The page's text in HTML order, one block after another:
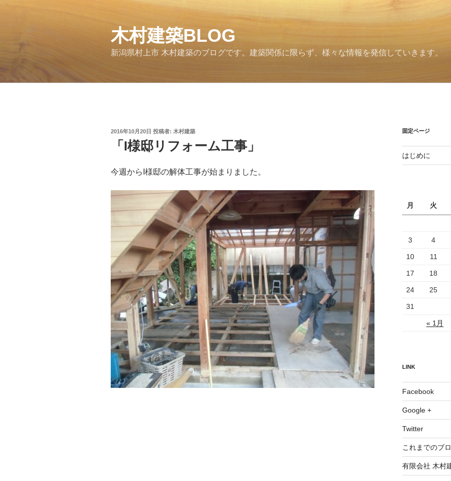
木村建築BLOG
新潟県村上市 木村建築のブログです。建築関係に限らず、様々な情報を発信していきます。
投
2016年10月20日 投稿者: 木村建築
「I様邸リフォーム工事」
今週からI様邸の解体工事が始まりました。
固定ページ
はじめに
月
火
« 1月
3 4
10 11
17 18
24 25
31
LINK
Facebook
Google +
Twitter
これまでのブ
有限会社 木村